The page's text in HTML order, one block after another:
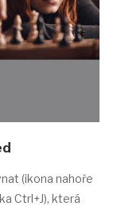
(ikona nahoře
Ctrl+J), která